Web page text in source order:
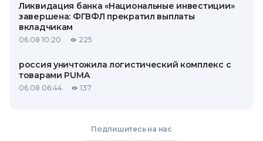
Ликвидация банка «Национальные инвестиции»
завершена: ФГВФЛ прекратил выплаты
вкладчикам
06.08 10:20 225
россия уничтожила логистический комплекс с
товарами PUMA
06.08 06:44 137
Подпишитесь на нас